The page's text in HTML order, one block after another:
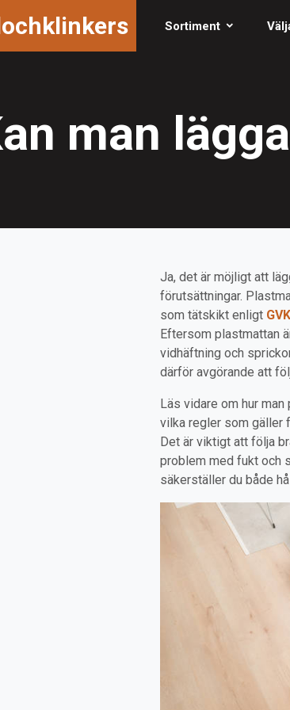
Sortiment
man
Ja, det är möjligt att
förutsättningar.
som tätskikt enligt
Eftersom plastmattan
vidhäftning och
därför avgörande att
Läs vidare om hur
vilka regler som gäller
Det är viktigt att följa
problem med fukt och
säkerställer du både